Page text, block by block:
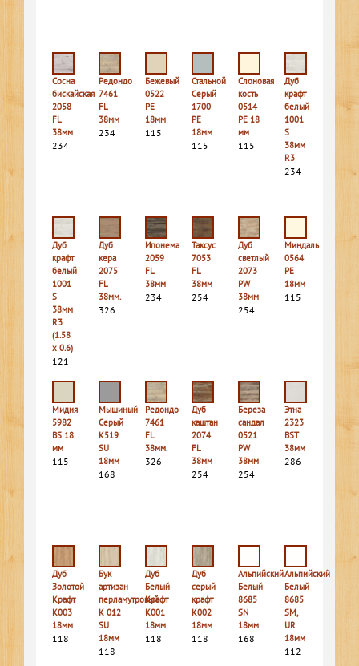
Сосна
бискайская
2058
FL
38мм
234
Редондо
7461
FL
38мм
234
Бежевый
0522
PE
18мм
115
Стальной
Серый
1700
PE
18мм
115
Слоновая
кость
0514
PE 18
мм
115
Дуб
крафт
белый
1001
S
38мм
R3
234
Дуб
крафт
белый
1001
S
38мм
R3
(1.58
х 0.6)
121
Дуб
кера
2075
FL
38мм.
326
Ипонема
2059
FL
38мм
234
Таксус
7053
FL
38мм
254
Дуб
светлый
2073
PW
38мм
254
Миндаль
0564
PE
18мм
115
Мидия
5982
BS 18
мм
115
Мышиный
Серый
К519
SU
18мм
168
Редондо
7461
FL
38мм.
326
Дуб
каштан
2074
FL
38мм
254
Береза
сандал
0521
PW
38мм
254
Этна
2323
BST
38мм
286
Дуб
Золотой
Крафт
K003
18мм
118
Бук
артизан
перламутровый
K 012
SU
18мм
118
Дуб
Белый
Крафт
K001
18мм
118
Дуб
серый
крафт
K002
18мм
118
Альпийский
Белый
8685
SN
18мм
168
Альпийский
Белый
8685
SM,
UR
18мм
112